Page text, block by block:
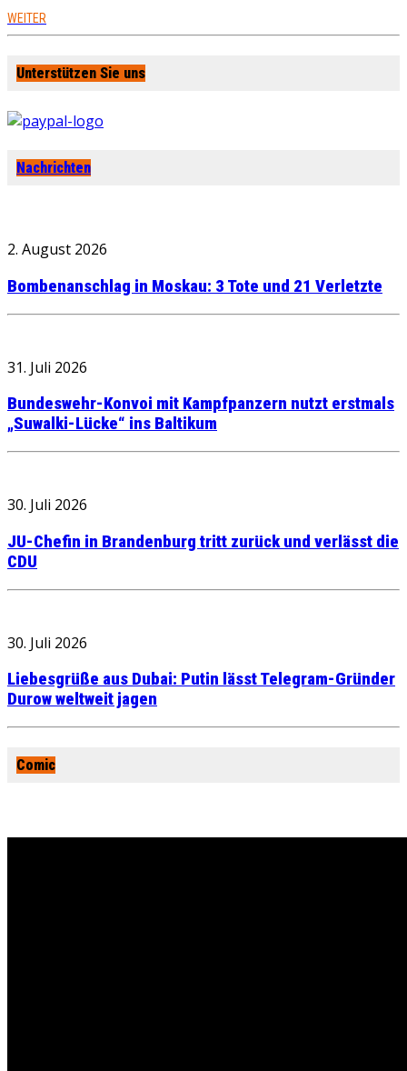
WEITER
Unterstützen Sie uns
Nachrichten
2. August 2026
Bombenanschlag in Moskau: 3 Tote und 21 Verletzte
31. Juli 2026
Bundeswehr-Konvoi mit Kampfpanzern nutzt erstmals
„Suwalki-Lücke“ ins Baltikum
30. Juli 2026
JU-Chefin in Brandenburg tritt zurück und verlässt die
CDU
30. Juli 2026
Liebesgrüße aus Dubai: Putin lässt Telegram-Gründer
Durow weltweit jagen
Comic